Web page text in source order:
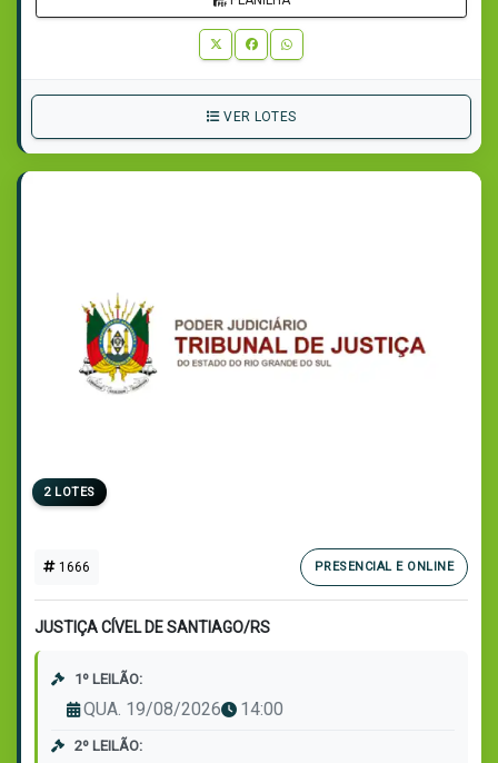
VER LOTES
2 LOTES
1666 PRESENCIAL E ONLINE
JUSTIÇA CÍVEL DE SANTIAGO/RS
1º LEILÃO:
QUA. 19/08/2026 14:00
2º LEILÃO: